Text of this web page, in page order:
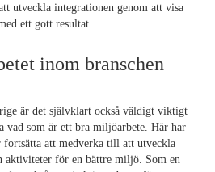
utveckla integrationen genom att visa
ett gott resultat.
inom branschen
är det självklart också väldigt viktigt
vad som är ett bra miljöarbete. Här har
att medverka till att utveckla
aktiviteter för en bättre miljö. Som en